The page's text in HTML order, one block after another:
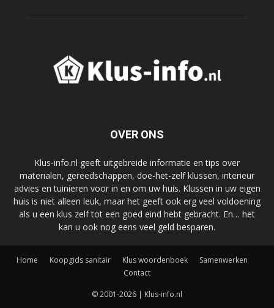
OVER ONS
Klus-info.nl geeft uitgebreide informatie en tips over
materialen, gereedschappen, doe-het-zelf klussen, interieur
advies en tuinieren voor in en om uw huis. Klussen in uw eigen
huis is niet alleen leuk, maar het geeft ook erg veel voldoening
als u een klus zelf tot een goed eind hebt gebracht. En… het
kan u ook nog eens veel geld besparen.
Home Koopgids sanitair Klus woordenboek
Samenwerken
Contact
© 2001-2026 | Klus-info.nl